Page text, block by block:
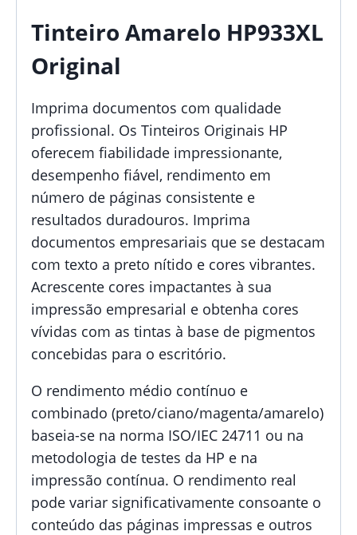
Tinteiro Amarelo HP933XL
Original
Imprima documentos com qualidade
profissional. Os Tinteiros Originais HP
oferecem fiabilidade impressionante,
desempenho fiável, rendimento em
número de páginas consistente e
resultados duradouros. Imprima
documentos empresariais que se destacam
com texto a preto nítido e cores vibrantes.
Acrescente cores impactantes à sua
impressão empresarial e obtenha cores
vívidas com as tintas à base de pigmentos
concebidas para o escritório.
O rendimento médio contínuo e
combinado (preto/ciano/magenta/amarelo)
baseia-se na norma ISO/IEC 24711 ou na
metodologia de testes da HP e na
impressão contínua. O rendimento real
pode variar significativamente consoante o
conteúdo das páginas impressas e outros